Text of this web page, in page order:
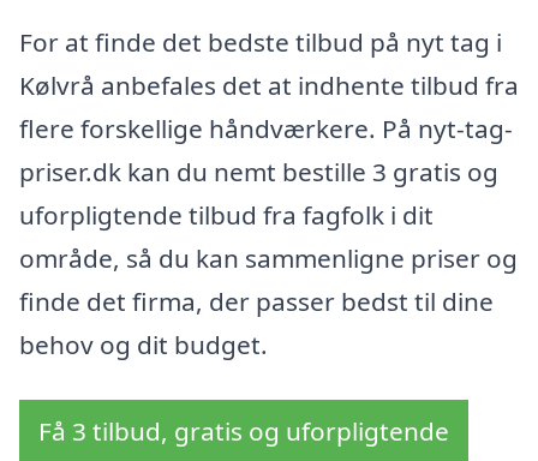
For at finde det bedste tilbud på nyt tag i
Kølvrå anbefales det at indhente tilbud fra
flere forskellige håndværkere. På nyt-tag-
priser.dk kan du nemt bestille 3 gratis og
uforpligtende tilbud fra fagfolk i dit
område, så du kan sammenligne priser og
finde det firma, der passer bedst til dine
behov og dit budget.
Få 3 tilbud, gratis og uforpligtende